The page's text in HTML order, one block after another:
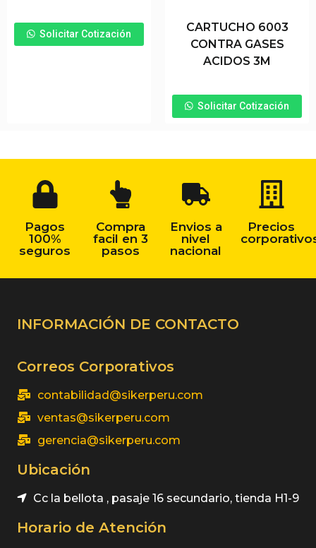
Solicitar Cotización
CARTUCHO 6003
CONTRA GASES
ACIDOS 3M
Solicitar Cotización
Pagos
100%
seguros
Compra
facil en 3
pasos
Envios a
nivel
nacional
Precios
INFORMACIÓN DE CONTACTO
Correos Corporativos
contabilidad@sikerperu.com
ventas@sikerperu.com
gerencia@sikerperu.com
Ubicación
Cc la bellota , pasaje 16 secundario, tienda H1-9
Horario de Atención